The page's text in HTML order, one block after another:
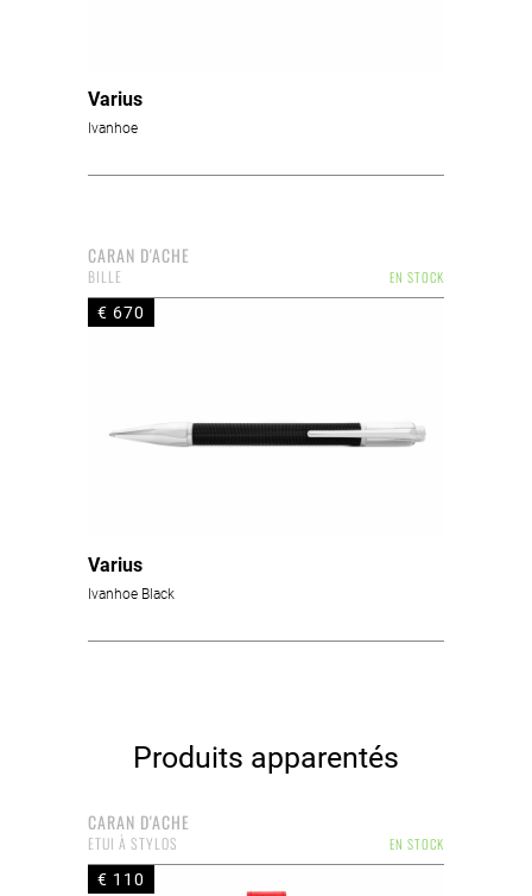
Varius
Ivanhoe
CARAN D'ACHE
EN STOCK
BILLE
€ 670
Varius
Ivanhoe Black
Produits apparentés
CARAN D'ACHE
EN STOCK
ETUI À STYLOS
€ 110